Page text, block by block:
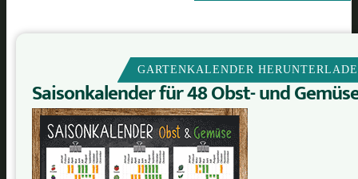
GARTENKALENDER
Saisonkalender für 48 Obst- und